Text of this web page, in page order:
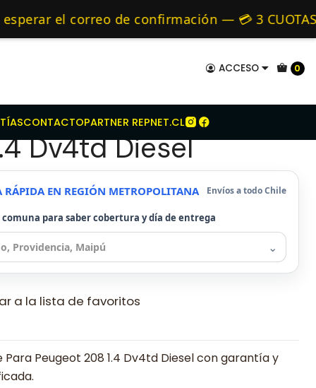
ACCESO 0
de confirmación — 💳 3 CUOTAS SIN
CONTACTOPARTNER REPNET.CL
de 24 hrs hábiles.
Kit Embrague Para Peugeot 208 1.4 Dv4td Diesel
Para Peugeot
Dv4td Diesel
RÁPIDA EN REGIÓN METROPOLITANA Envíos a todo Chile
para saber cobertura y día de entrega
⌄
a la lista de favoritos
Para Peugeot 208 1.4 Dv4td Diesel con garantía y